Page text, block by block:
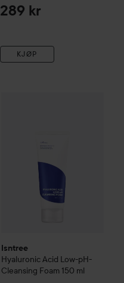
289 kr
KJØP
Isntree
Hyaluronic Acid Low-pH-
Cleansing Foam 150 ml